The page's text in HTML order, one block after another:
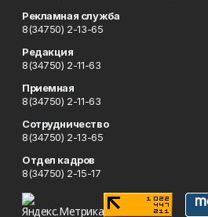
Рекламная служба
8(34750) 2-13-65
Редакция
8(34750) 2-11-63
Приемная
8(34750) 2-11-63
Сотрудничество
8(34750) 2-13-65
Отдел кадров
8(34750) 2-15-17